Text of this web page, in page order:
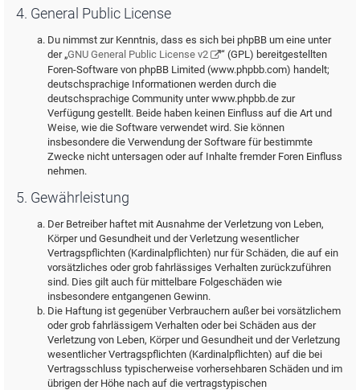
4. General Public License
Du nimmst zur Kenntnis, dass es sich bei phpBB um eine unter
der „GNU General Public License v2
“ (GPL) bereitgestellten
Foren-Software von phpBB Limited (www.phpbb.com) handelt;
deutschsprachige Informationen werden durch die
deutschsprachige Community unter www.phpbb.de zur
Verfügung gestellt. Beide haben keinen Einfluss auf die Art und
Weise, wie die Software verwendet wird. Sie können
insbesondere die Verwendung der Software für bestimmte
Zwecke nicht untersagen oder auf Inhalte fremder Foren Einfluss
nehmen.
5. Gewährleistung
Der Betreiber haftet mit Ausnahme der Verletzung von Leben,
Körper und Gesundheit und der Verletzung wesentlicher
Vertragspflichten (Kardinalpflichten) nur für Schäden, die auf ein
vorsätzliches oder grob fahrlässiges Verhalten zurückzuführen
sind. Dies gilt auch für mittelbare Folgeschäden wie
insbesondere entgangenen Gewinn.
Die Haftung ist gegenüber Verbrauchern außer bei vorsätzlichem
oder grob fahrlässigem Verhalten oder bei Schäden aus der
Verletzung von Leben, Körper und Gesundheit und der Verletzung
wesentlicher Vertragspflichten (Kardinalpflichten) auf die bei
Vertragsschluss typischerweise vorhersehbaren Schäden und im
übrigen der Höhe nach auf die vertragstypischen